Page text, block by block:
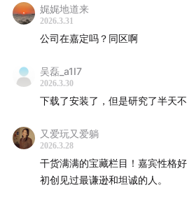
Agent 客户端
为什么很早就开始想 long-
创业源起：做产品是学习 AI
08:46 从多模型客户端到早期增长
跑出来
娓娓地道来
2026.3.31
公司在嘉定吗？同区啊
吴磊_a1I7
2026.3.30
下载了安装了，但是研究了半天
又爱玩又爱躺
2026.3.28
干货满满的宝藏栏目！嘉宾性格
初创见过最谦逊和坦诚的人。